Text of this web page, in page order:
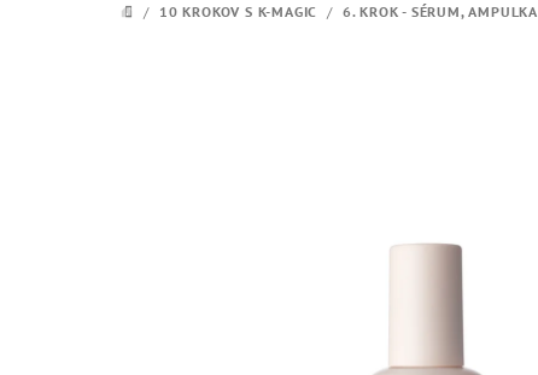
DOMOV
/ 10 KROKOV S K-MAGIC / 6. KROK - SÉRUM, AMPULKA